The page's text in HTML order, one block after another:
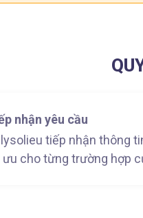
nhận yêu cầu
tiếp nhận thông
ưu cho từng trường hợp